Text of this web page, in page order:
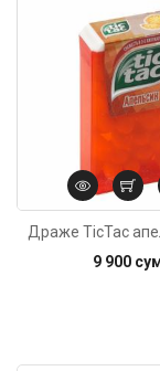
Драже TicTac
9 900